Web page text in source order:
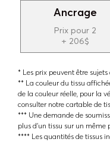
Ancrage
Prix pour 2
+ 206$
* Les prix peuvent être
** La couleur du tissu
de la couleur réelle, pour la
consulter notre cartable de
*** Une demande de
plus d'un tissu sur un même
**** Les quantités de tissus